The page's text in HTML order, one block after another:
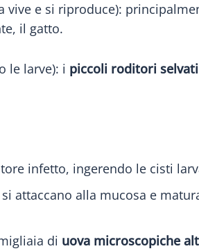
vive e si riproduce):
il gatto.
le larve): i piccoli roditori
infetto, ingerendo le cisti
attaccano alla mucosa e
di uova microscopiche